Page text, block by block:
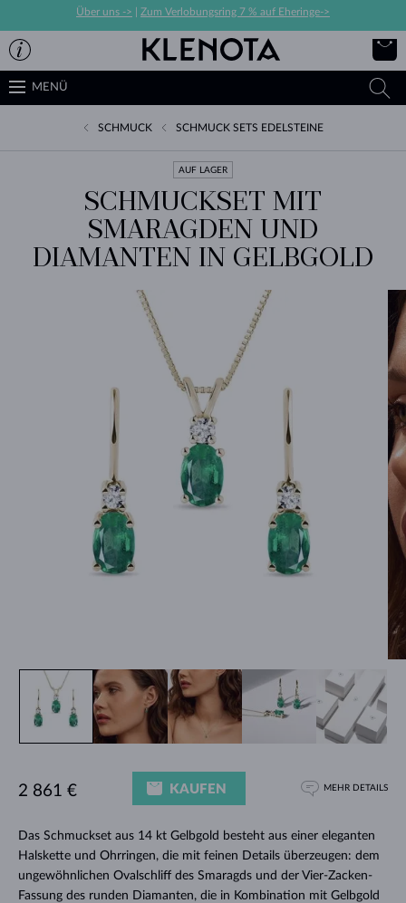
Über uns -> Zum Verlobungsring 7 % auf Eheringe->
MENÜ
SCHMUCK SCHMUCK SETS EDELSTEINE
AUF LAGER
SCHMUCKSET MIT
SMARAGDEN UND
DIAMANTEN IN GELBGOLD
Das Schmuckset aus 14 kt Gelbgold besteht aus einer eleganten
Halskette und Ohrringen, die mit feinen Details überzeugen: dem
ungewöhnlichen Ovalschliff des Smaragds und der Vier-Zacken-
Fassung des runden Diamanten, die in Kombination mit Gelbgold
2 861 € KAUFEN MEHR DETAILS